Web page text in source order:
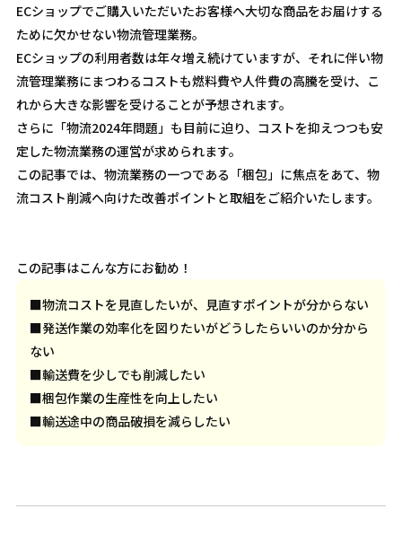
ECショップでご購入いただいたお客様へ大切な商品をお届けする
ために欠かせない物流管理業務。
ECショップの利用者数は年々増え続けていますが、それに伴い物
流管理業務にまつわるコストも燃料費や人件費の高騰を受け、こ
れから大きな影響を受けることが予想されます。
さらに「物流2024年問題」も目前に迫り、コストを抑えつつも安
定した物流業務の運営が求められます。
この記事では、物流業務の一つである「梱包」に焦点をあて、物
流コスト削減へ向けた改善ポイントと取組をご紹介いたします。
この記事はこんな方にお勧め！
■物流コストを見直したいが、見直すポイントが分からない
■発送作業の効率化を図りたいがどうしたらいいのか分から
ない
■輸送費を少しでも削減したい
■梱包作業の生産性を向上したい
■輸送途中の商品破損を減らしたい